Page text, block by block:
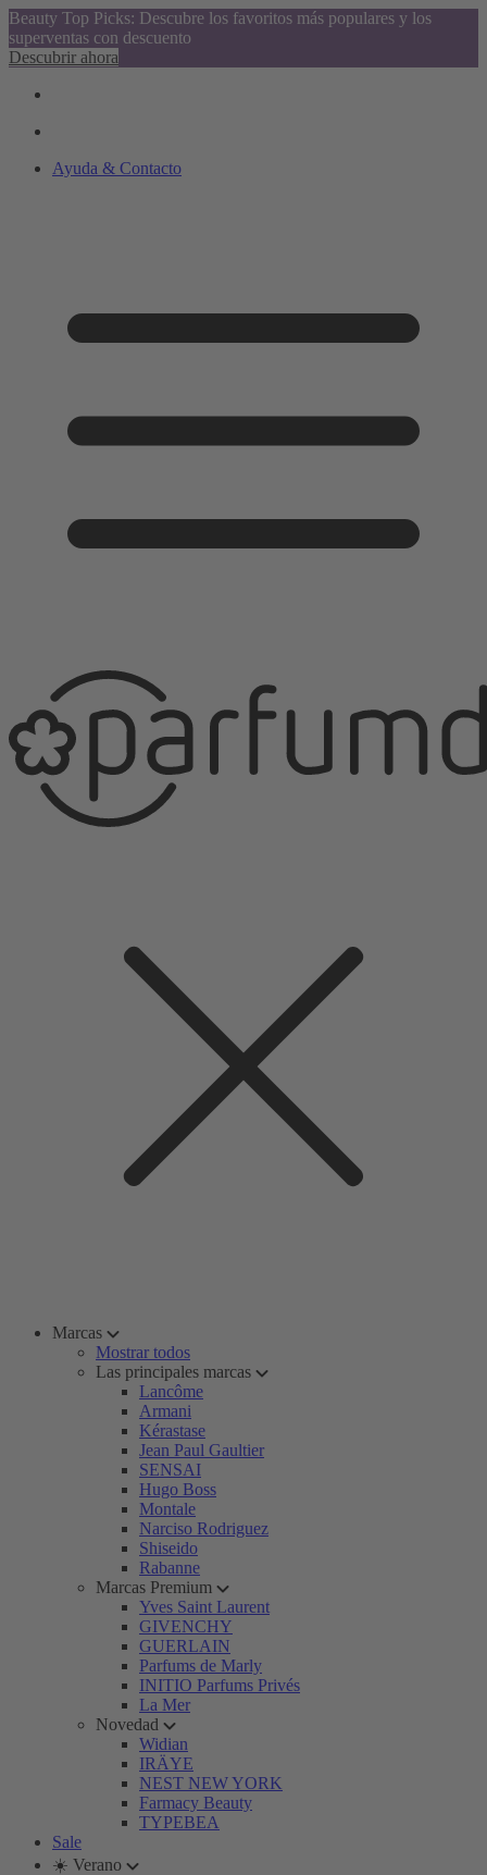
Beauty Top Picks: Descubre los favoritos más populares y los
superventas con descuento
Descubrir ahora
Ayuda & Contacto
Marcas
Mostrar todos
Las principales marcas
Lancôme
Armani
Kérastase
Jean Paul Gaultier
SENSAI
Hugo Boss
Montale
Narciso Rodriguez
Shiseido
Rabanne
Marcas Premium
Yves Saint Laurent
GIVENCHY
GUERLAIN
Parfums de Marly
INITIO Parfums Privés
La Mer
Novedad
Widian
IRÄYE
NEST NEW YORK
Farmacy Beauty
TYPEBEA
Sale
☀️ Verano